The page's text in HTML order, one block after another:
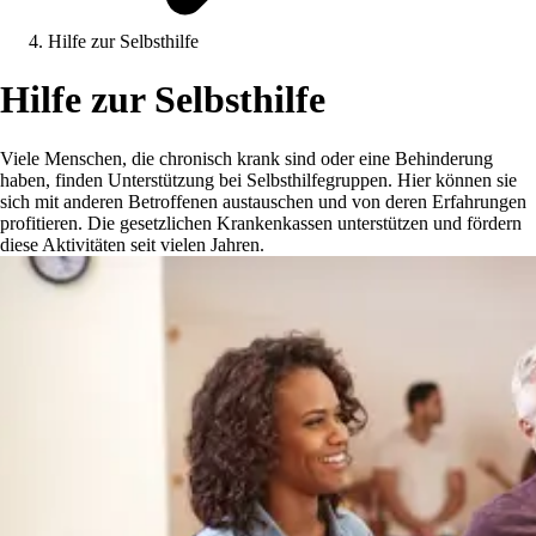
Hilfe zur Selbsthilfe
Hilfe zur Selbsthilfe
Viele Menschen, die chronisch krank sind oder eine Behinderung
haben, finden Unterstützung bei Selbsthilfegruppen. Hier können sie
sich mit anderen Betroffenen austauschen und von deren Erfahrungen
profitieren. Die gesetzlichen Krankenkassen unterstützen und fördern
diese Aktivitäten seit vielen Jahren.